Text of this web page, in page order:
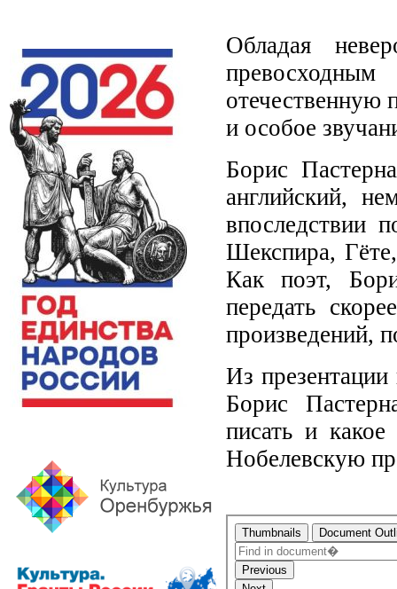
Обладая
отечественную
и особое
Борис
английский,
впоследствии
Шекспира,
Как поэт,
передать
произведений,
Из
Борис
писать и
Нобелевскую